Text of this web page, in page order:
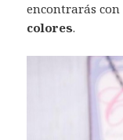
encontrarás con
colores.